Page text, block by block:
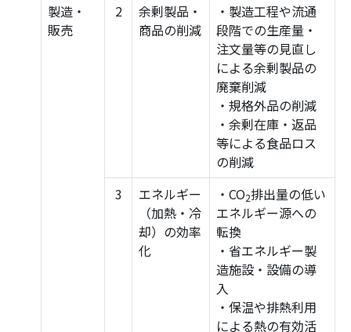
製造・
販売
2
余剰製品・
商品の削減
・製造工程や流通
段階での生産量・
注文量等の見直し
による余剰製品の
廃棄削減
・規格外品の削減
・余剰在庫・返品
等による食品ロス
の削減
3
エネルギー
（加熱・冷
却）の効率
化
・CO2排出量の低い
エネルギー源への
転換
・省エネルギー製
造施設・設備の導
入
・保温や排熱利用
による熱の有効活